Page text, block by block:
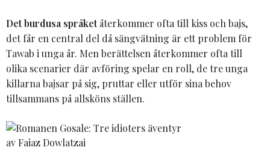
Det burdusa språketåterkommer ofta till kiss och bajs,
det får en central del då sängvätning är ett problem för
Tawab i unga år. Men berättelsen återkommer ofta till
olika scenarier där avföring spelar en roll, de tre unga
killarna bajsar på sig, pruttar eller utför sina behov
tillsammans på allsköns ställen.